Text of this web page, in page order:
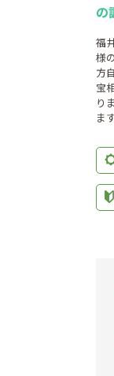
の
福
様
方
宝
り
ま